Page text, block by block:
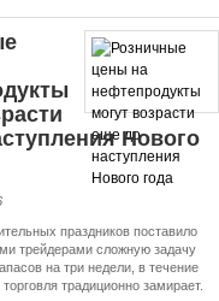
Нового
праздников поставило
трейдерами сложную задачу
на три недели, в течение
традиционно замирает.